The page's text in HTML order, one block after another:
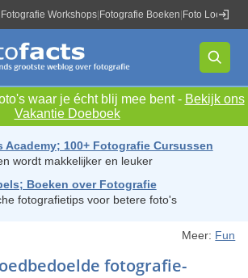
Fotografie Workshops Fotografie Boeken Foto Locaties
waar je écht blij mee bent - Bekijk ons
Vakantie Doeboek
Academy; 100+ Fotografie Cursussen
wordt makkelijker en leuker
Boeken over Fotografie
fotografietips voor betere foto's
Meer: Fun
fotografie-